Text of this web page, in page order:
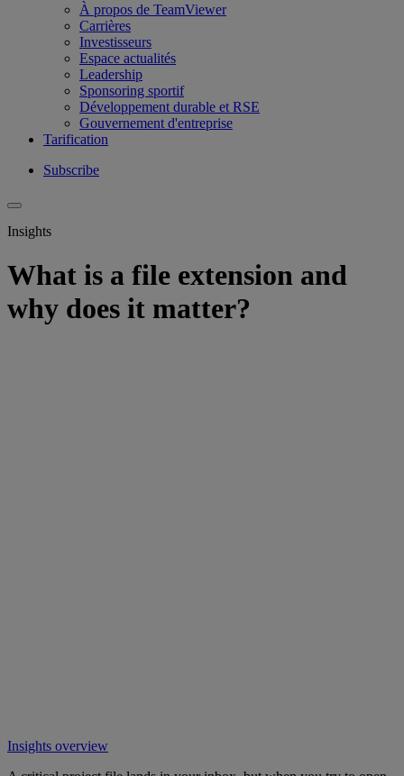
À propos de TeamViewer
Carrières
Investisseurs
Espace actualités
Leadership
Sponsoring sportif
Développement durable et RSE
Gouvernement d'entreprise
Tarification
Subscribe
Insights
What is a file extension and
why does it matter?
Insights overview